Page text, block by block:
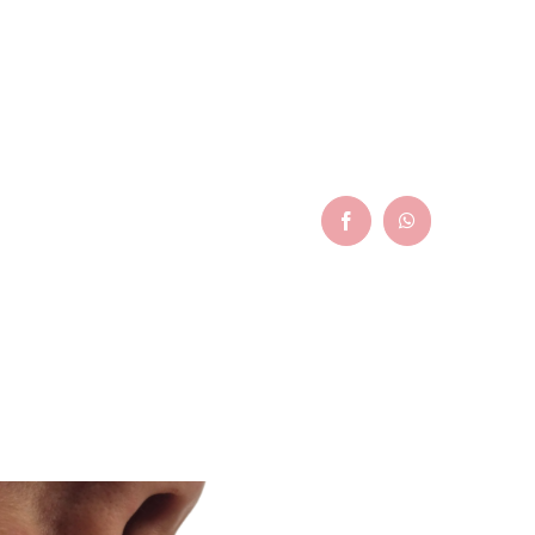
FacebookWhatsApp